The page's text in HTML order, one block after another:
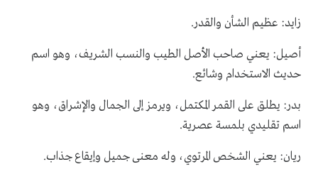
زايد: عظيم الشأن والقدر.
أصيل: يعني صاحب الأصل الطيب والنسب الشريف، وهو اسم
حديث الاستخدام وشائع.
بدر: يطلق على القمر المكتمل، ويرمز إلى الجمال والإشراق، وهو
اسم تقليدي بلمسة عصرية.
ريان: يعني الشخص المرتوي، وله معنى جميل وإيقاع جذاب.